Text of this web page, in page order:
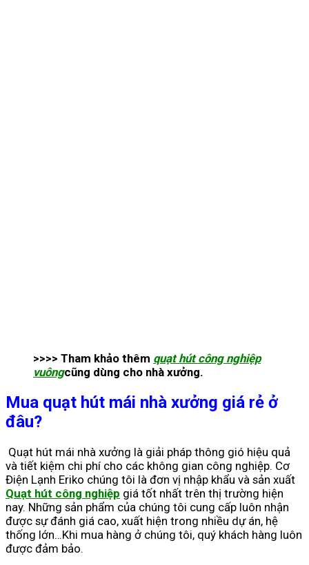
>>>> Tham khảo thêm quạt hút công nghiệp
vuôngcũng dùng cho nhà xưởng.
Mua quạt hút mái nhà xưởng giá rẻ ở
đâu?
Quạt hút mái nhà xưởng là giải pháp thông gió hiệu quả
và tiết kiệm chi phí cho các không gian công nghiệp. Cơ
Điện Lạnh Eriko chúng tôi là đơn vị nhập khẩu và sản xuất
Quạt hút công nghiệp giá tốt nhất trên thị trường hiện
nay. Những sản phẩm của chúng tôi cung cấp luôn nhận
được sự đánh giá cao, xuất hiện trong nhiều dự án, hệ
thống lớn…Khi mua hàng ở chúng tôi, quý khách hàng luôn
được đảm bảo.